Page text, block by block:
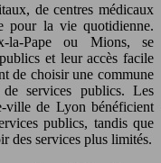
de centres médicaux
pour la vie quotidienne.
la-Pape ou Mions, se
et leur accès facile
de choisir une commune
services publics. Les
ville de Lyon bénéficient
publics, tandis que
des services plus limités.